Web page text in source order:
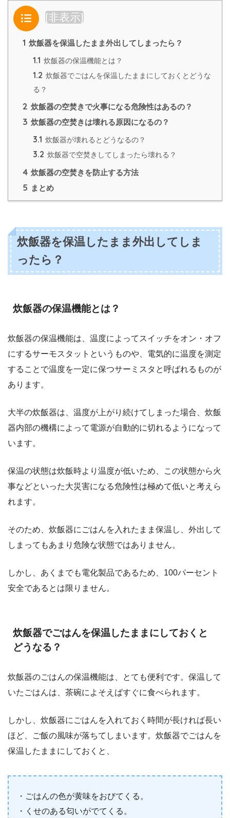
目次 [非表示]
1 炊飯器を保温したまま外出してしまったら？
1.1 炊飯器の保温機能とは？
1.2 炊飯器でごはんを保温したままにしておくとどうな
る？
2 炊飯器の空焚きで火事になる危険性はあるの？
3 炊飯器の空焚きは壊れる原因になるの？
3.1 炊飯器が壊れるとどうなるの？
3.2 炊飯器で空焚きしてしまったら壊れる？
4 炊飯器の空焚きを防止する方法
5 まとめ
炊飯器を保温したまま外出してしま
ったら？
炊飯器の保温機能とは？
炊飯器の保温機能は、温度によってスイッチをオン・オフ
にするサーモスタットというものや、電気的に温度を測定
することで温度を一定に保つサーミスタと呼ばれるものが
あります。
大半の炊飯器は、温度が上がり続けてしまった場合、炊飯
器内部の機構によって電源が自動的に切れるようになって
います。
保温の状態は炊飯時より温度が低いため、この状態から火
事などといった大災害になる危険性は極めて低いと考えら
れます。
そのため、炊飯器にごはんを入れたまま保温し、外出して
しまってもあまり危険な状態ではありません。
しかし、あくまでも電化製品であるため、100パーセント
安全であるとは限りません。
炊飯器でごはんを保温したままにしておくと
どうなる？
炊飯器のごはんの保温機能は、とても便利です。保温して
いたごはんは、茶碗によそえばすぐに食べられます。
しかし、炊飯器にごはんを入れておく時間が長ければ長い
ほど、ご飯の風味が落ちてしまいます。炊飯器でごはんを
保温したままにしておくと、
・ごはんの色が黄味をおびてくる。
・くせのある匂いがでてくる。